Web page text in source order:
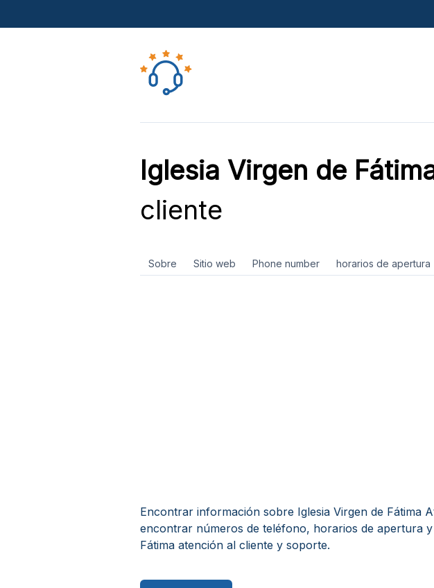
Iglesia Virgen de
cliente
Sobre Sitio web Phone number horarios de apertura
Encontrar información sobre Iglesia Virgen de Fátima
encontrar números de teléfono, horarios de apertura y
Fátima atención al cliente y soporte.